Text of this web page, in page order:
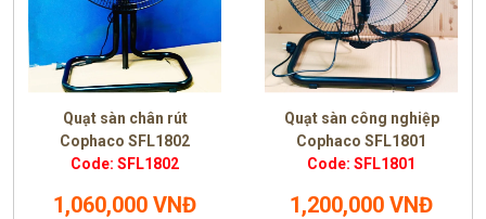
Quạt sàn chân rút
Cophaco SFL1802
Code: SFL1802
1,060,000 VNĐ
Quạt sàn công nghiệp
Cophaco SFL1801
Code: SFL1801
1,200,000 VNĐ